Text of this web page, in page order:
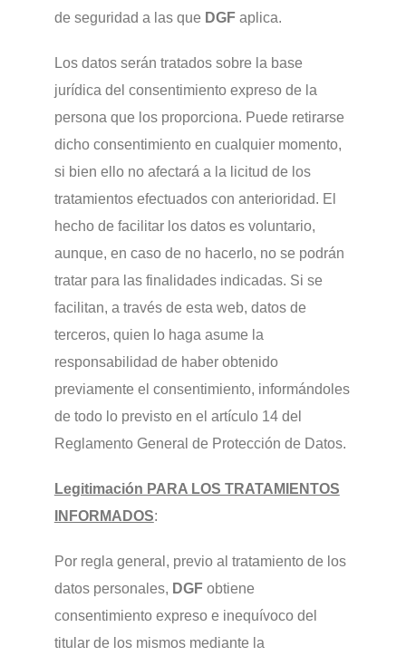
de seguridad a las que DGFaplica.
Los datos serán tratados sobre la base
jurídica del consentimiento expreso de la
persona que los proporciona. Puede retirarse
dicho consentimiento en cualquier momento,
si bien ello no afectará a la licitud de los
tratamientos efectuados con anterioridad. El
hecho de facilitar los datos es voluntario,
aunque, en caso de no hacerlo, no se podrán
tratar para las finalidades indicadas. Si se
facilitan, a través de esta web, datos de
terceros, quien lo haga asume la
responsabilidad de haber obtenido
previamente el consentimiento, informándoles
de todo lo previsto en el artículo 14 del
Reglamento General de Protección de Datos.
Legitimación PARA LOS TRATAMIENTOS
INFORMADOS:
Por regla general, previo al tratamiento de los
datos personales, DGFobtiene
consentimiento expreso e inequívoco del
titular de los mismos mediante la